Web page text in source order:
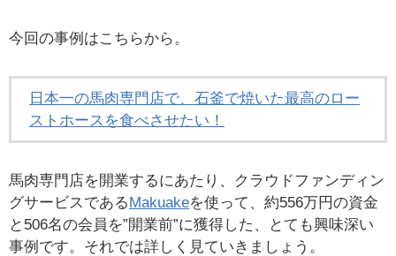
今回の事例はこちらから。
日本一の馬肉専門店で、石釜で焼いた最高のロー
ストホースを食べさせたい！
馬肉専門店を開業するにあたり、クラウドファンディン
グサービスであるMakuakeを使って、約556万円の資金
と506名の会員を”開業前”に獲得した、とても興味深い
事例です。それでは詳しく見ていきましょう。